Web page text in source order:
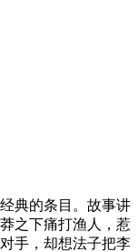
典的条目。故事讲
之下痛打渔人，惹
手，却想法子把李